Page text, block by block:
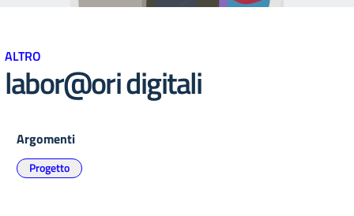
ALTRO
labor@ori digitali
Argomenti
Progetto